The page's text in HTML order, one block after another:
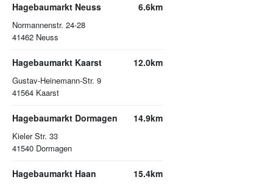
Hagebaumarkt Neuss
Normannenstr. 24-28
41462 Neuss
6.6km
Hagebaumarkt Kaarst
Gustav-Heinemann-Str. 9
41564 Kaarst
12.0km
Hagebaumarkt Dormagen
Kieler Str. 33
41540 Dormagen
14.9km
Hagebaumarkt Haan 15.4km